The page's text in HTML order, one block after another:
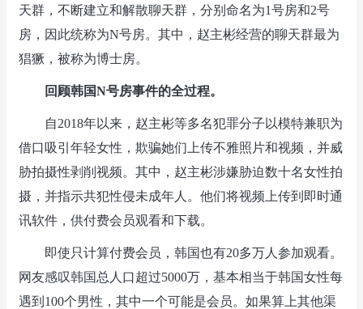
天群，不断建立和解散聊天群，分别命名为1号房和2号
房，因此统称为N号房。其中，赵主彬经营的聊天群最为
猖獗，被称为博士房。
回顾韩国N号房事件的全过程。
自2018年以来，赵主彬等多名犯罪分子以模特兼职为
借口吸引年轻女性，欺骗她们上传不雅照片和视频，并威
胁拍摄性剥削视频。其中，赵主彬涉嫌胁迫数十名女性拍
摄，并指示共犯性侵未成年人。他们将视频上传到即时通
讯软件，供付费会员观看和下载。
即使只计算付费会员，韩国也有20多万人参加观看。
网友感叹韩国总人口超过5000万，基本相当于韩国女性每
遇到100个男性，其中一个可能是会员。如果算上其他渠